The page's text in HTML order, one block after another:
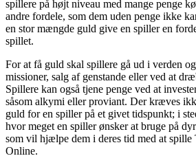
spillere på højt niveau med mange penge
andre fordele, som dem uden penge ikke
en stor mængde guld give en spiller en
spillet.
For at få guld skal spillere gå ud i verden
missioner, salg af genstande eller ved at
Spillere kan også tjene penge ved at
såsom alkymi eller proviant. Der kræves
guld for en spiller på et givet tidspunkt; i
hvor meget en spiller ønsker at bruge på
som vil hjælpe dem i deres tid med at spille
Online.